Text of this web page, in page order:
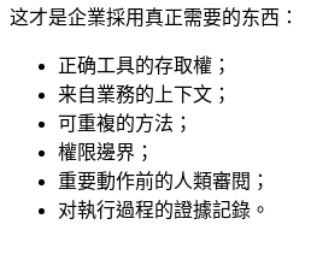
这才是企業採用真正需要的东西：
正确工具的存取權；
来自業務的上下文；
可重複的方法；
權限邊界；
重要動作前的人類審閱；
对執行過程的證據記錄。